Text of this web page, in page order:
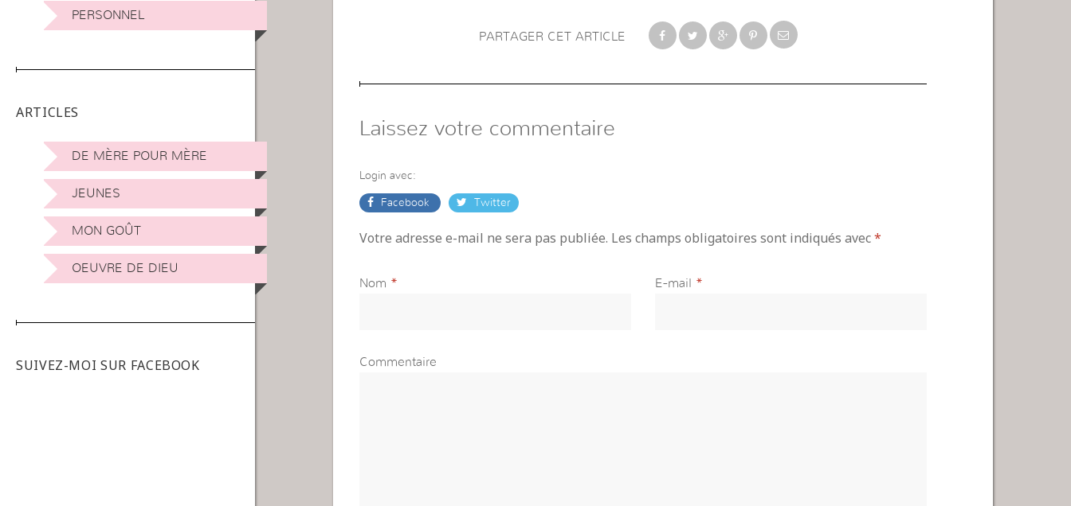
PERSONNEL
ARTICLES
DE MÈRE POUR MÈRE
JEUNES
MON GOÛT
OEUVRE DE DIEU
SUIVEZ-MOI SUR FACEBOOK
PARTAGER CET ARTICLE
Laissez votre commentaire
Login avec:
Facebook Twitter
Votre adresse e-mail ne sera pas publiée. Les champs obligatoires sont indiqués avec*
Nom * E-mail *
Commentaire